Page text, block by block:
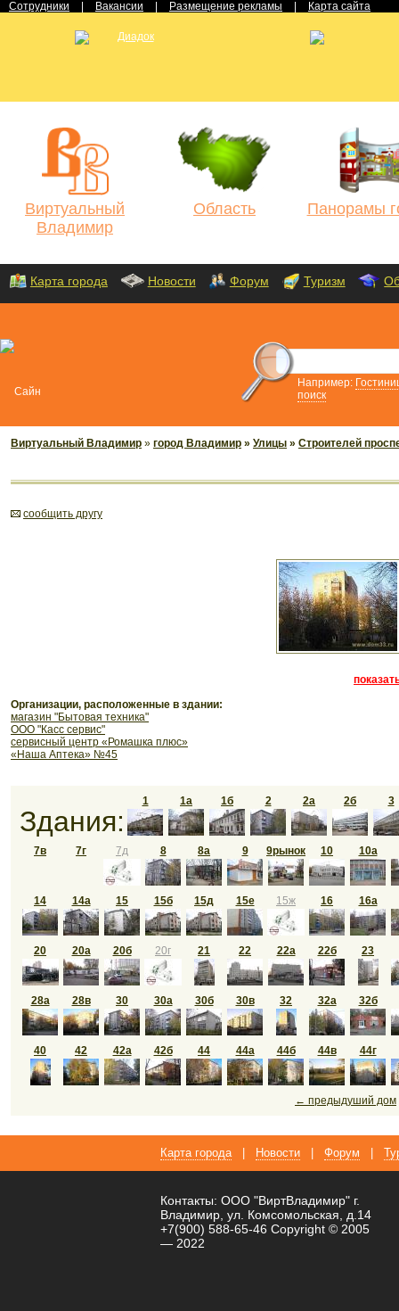
Сотрудники Вакансии Размещение рекламы Карта сайта
Виртуальный
Владимир
Область Панорамы
Карта города Новости Форум Туризм
Например:
поиск
Виртуальный Владимир » город Владимир » Улицы » Строителей
cообщить другу
Организации, расположенные в здании:
магазин "Бытовая техника"
ООО "Касс сервис"
сервисный центр «Ромашка плюс»
«Наша Аптека» №45
Здания:
1 1а 1б 2 2а 2б 3
7в 7г 7д 8 8а 9 9рынок 10 10а
14 14а 15 15б 15д 15е 15ж 16 16а
20 20а 20б 20г 21 22 22а 22б 23
28а 28в 30 30а 30б 30в 32 32а 32б
40 42 42а 42б 44 44а 44б 44в 44г
← предыдуший дом
Карта города Новости Форум
Контакты: ООО "ВиртВладимир" г.
Владимир, ул. Комсомольская, д.14
+7(900) 588-65-46 Copyright © 2005
— 2022